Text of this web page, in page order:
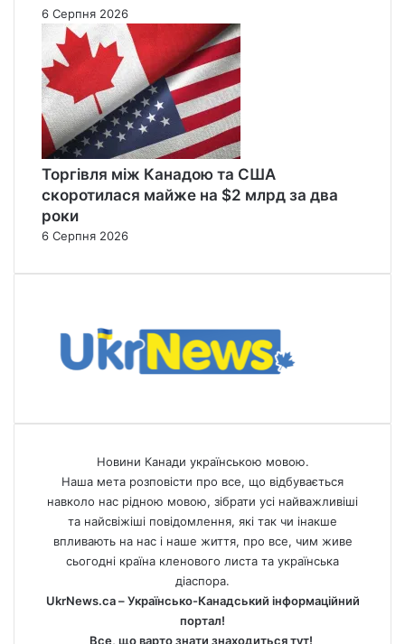
6 Серпня 2026
Торгівля між Канадою та США
скоротилася майже на $2 млрд за два
роки
6 Серпня 2026
Новини Канади українською мовою.
Наша мета розповісти про все, що відбувається
навколо нас рідною мовою, зібрати усі найважливіші
та найсвіжіші повідомлення, які так чи інакше
впливають на нас і наше життя, про все, чим живе
сьогодні країна кленового листа та українська
діаспора.
UkrNews.ca – Українсько-Канадський інформаційний
портал!
Все, що варто знати знаходиться тут!